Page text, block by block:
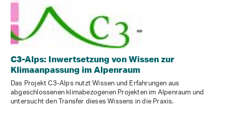
C3-Alps: Inwertsetzung von Wissen zur
Klimaanpassung im Alpenraum
Das Projekt C3-Alps nutzt Wissen und Erfahrungen aus
abgeschlossenen klimabezogenen Projekten im Alpenraum und
untersucht den Transfer dieses Wissens in die Praxis.